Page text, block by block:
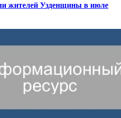
жителей Узденщины в июле